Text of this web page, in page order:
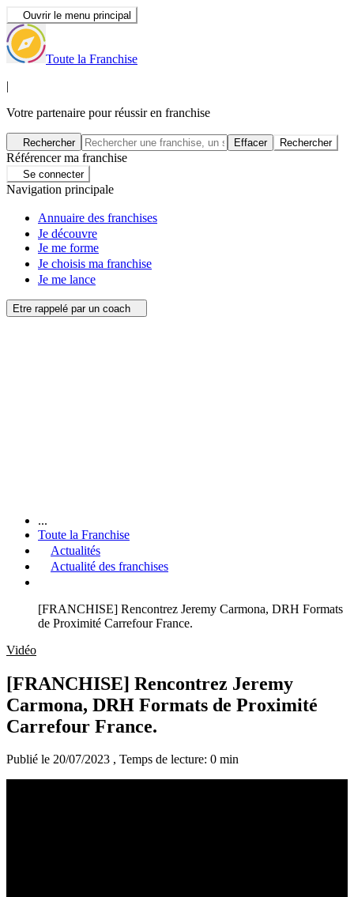
Ouvrir le menu principal
Toute la Franchise
|
Votre partenaire pour réussir en franchise
Rechercher Effacer Rechercher
Référencer ma franchise
Se connecter
Navigation principale
Annuaire des franchises
Je découvre
Je me forme
Je choisis ma franchise
Je me lance
Etre rappelé par un coach
...
Toute la Franchise
Actualités
Actualité des franchises
[FRANCHISE] Rencontrez Jeremy Carmona, DRH Formats
de Proximité Carrefour France.
Vidéo
[FRANCHISE] Rencontrez Jeremy
Carmona, DRH Formats de Proximité
Carrefour France.
Publié le 20/07/2023 , Temps de lecture: 0 min